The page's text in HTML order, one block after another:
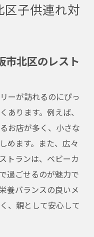
区子供連れ対
市北区のレスト
ーが訪れるのにぴっ
あります。例えば、
お店が多く、小さな
めます。また、広々
トランは、ベビーカ
過ごせるのが魅力で
養バランスの良いメ
、親として安心して